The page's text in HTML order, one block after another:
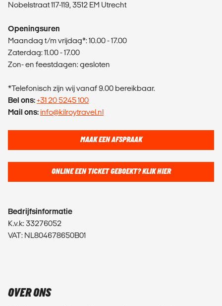
Nobelstraat 117-119, 3512 EM Utrecht
Openingsuren
Maandag t/m vrijdag*: 10.00 - 17.00
Zaterdag: 11.00 - 17.00
Zon- en feestdagen: gesloten
*Telefonisch zijn wij vanaf 9.00 bereikbaar.
Bel ons:+31 20 5245 100
Mail ons: info@kilroytravel.nl
MAAK EEN AFSPRAAK
ONLINE EEN TICKET GEBOEKT? KLIK HIER
Bedrijfsinformatie
K.v.k: 33276052
VAT: NL804678650B01
OVER ONS